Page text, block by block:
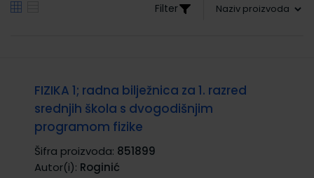
Filter
FIZIKA 1; radna bilježnica za 1. razred
srednjih škola s dvogodišnjim
programom fizike
Šifra proizvoda: 851899
Autor(i): Roginić